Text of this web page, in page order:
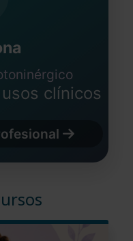
clínicos